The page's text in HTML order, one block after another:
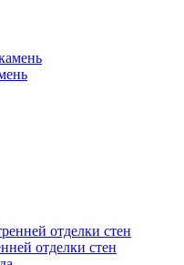
отделки стен